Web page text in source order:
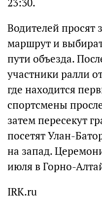
Водителей просят
маршрут и
пути объезда.
участники ралли
где находится
спортсмены
затем пересекут
посетят Улан-
на запад.
июля в Горно-
IRK.ru